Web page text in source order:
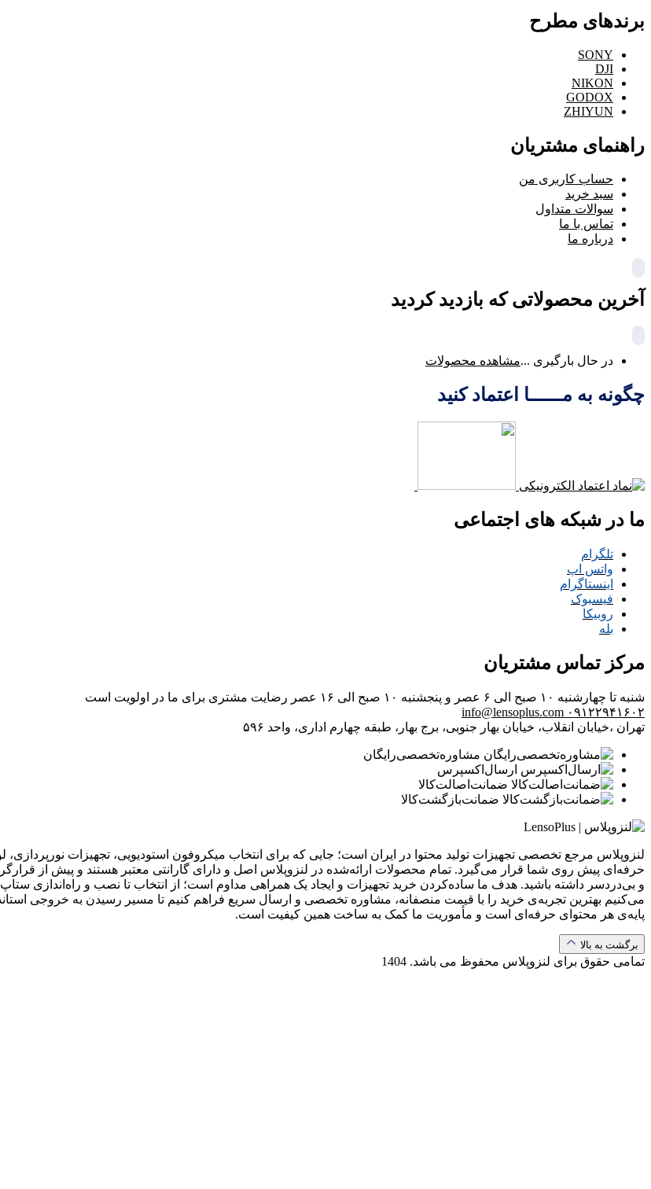
برندهای مطرح
SONY
DJI
NIKON
GODOX
ZHIYUN
راهنمای مشتریان
حساب کاربری من
سبد خرید
سوالات متداول
تماس با ما
درباره ما
آخرین محصولاتی که بازدید کردید
در حال بارگیری ...مشاهده محصولات
چگونه به مــــــا اعتماد کنید
ما در شبکه های اجتماعی
تلگرام
واتس اپ
اینستاگرام
فیسبوک
روبیکا
بله
مرکز تماس مشتریان
شنبه تا چهارشنبه ۱۰ صبح الی ۶ عصر و پنجشنبه ۱۰ صبح الی ۱۶ عصر
رضایت مشتری برای ما در اولویت است
۰۹۱۲۲۹۴۱۶۰۲ info@lensoplus.com
تهران ،خیابان انقلاب، خیابان بهار جنوبی، برج بهار، طبقه چهارم اداری، واحد ۵۹۶
مشاوره‌تخصصی‌رایگان
ارسال‌اکسپرس
ضمانت‌اصالت‌کالا
ضمانت‌بازگشت‌کالا
لنزوپلاس مرجع تخصصی تجهیزات تولید محتوا در ایران است؛ جایی که برای انتخاب میکروفون استودیویی، تجهیزات
حرفه‌ای پیش روی شما قرار می‌گیرد. تمام محصولات ارائه‌شده در لنزوپلاس اصل و دارای گارانتی معتبر هستند و پیش از
و بی‌دردسر داشته باشید. هدف ما ساده‌کردن خرید تجهیزات و ایجاد یک همراهی مداوم است؛ از انتخاب تا نصب و راه‌اندازی ستاپ
می‌کنیم بهترین تجربه‌ی خرید را با قیمت منصفانه، مشاوره تخصصی و ارسال سریع فراهم کنیم تا مسیر رسیدن به خروجی
پایه‌ی هر محتوای حرفه‌ای است و مأموریت ما کمک به ساخت همین کیفیت است.
برگشت به بالا
تمامی حقوق برای لنزوپلاس محفوظ می باشد. 1404